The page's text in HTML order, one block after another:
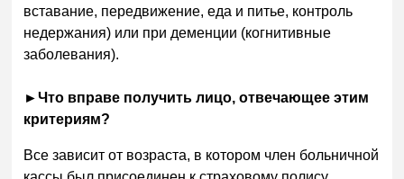
вставание, передвижение, еда и питье, контроль
недержания) или при деменции (когнитивные
заболевания).
►Что вправе получить лицо, отвечающее этим
критериям?
Все зависит от возраста, в котором член больничной